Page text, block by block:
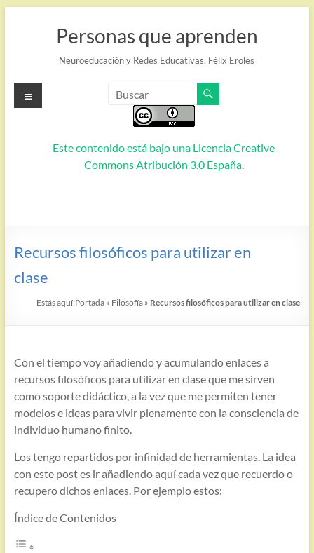
Personas que aprenden
Neuroeducación y Redes Educativas. Félix Eroles
Este contenido está bajo una Licencia Creative
Commons Atribución 3.0 España.
Menú
Recursos filosóficos para utilizar en
clase
Estás aquí:Portada » Filosofía » Recursos filosóficos para utilizar en clase
Con el tiempo voy añadiendo y acumulando enlaces a
recursos filosóficos para utilizar en clase que me sirven
como soporte didáctico, a la vez que me permiten tener
modelos e ideas para vivir plenamente con la consciencia de
individuo humano finito.
Los tengo repartidos por infinidad de herramientas. La idea
con este post es ir añadiendo aquí cada vez que recuerdo o
recupero dichos enlaces. Por ejemplo estos:
Índice de Contenidos